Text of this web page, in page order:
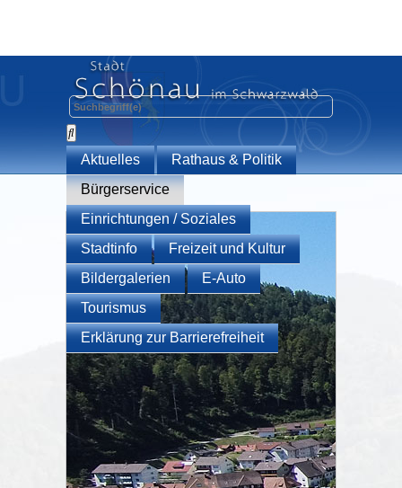
Aktuelles
Rathaus & Politik
Bürgerservice
Einrichtungen / Soziales
Stadtinfo
Freizeit und Kultur
Bildergalerien
E-Auto
Tourismus
Erklärung zur Barrierefreiheit